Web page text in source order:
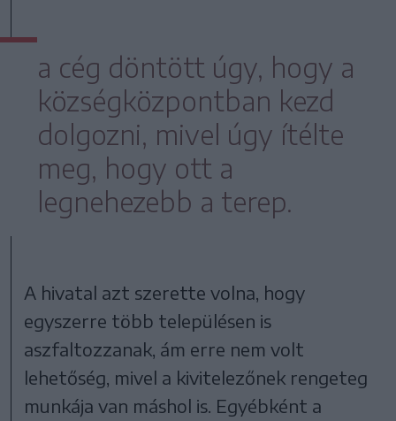
a cég döntött úgy, hogy a
községközpontban kezd
dolgozni, mivel úgy ítélte
meg, hogy ott a
legnehezebb a terep.
A hivatal azt szerette volna, hogy
egyszerre több településen is
aszfaltozzanak, ám erre nem volt
lehetőség, mivel a kivitelezőnek rengeteg
munkája van máshol is. Egyébként a